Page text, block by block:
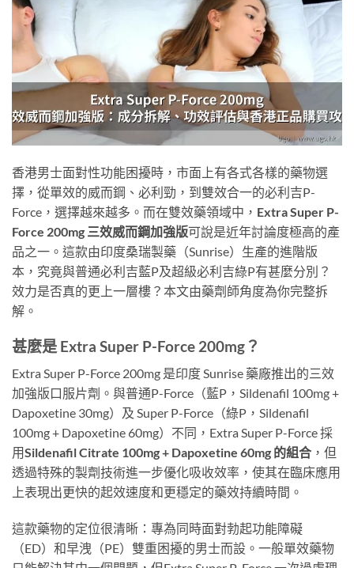
香港男士面對性功能困擾時，市面上有各式各樣的藥物選
擇，從單效的威而鋼、必利勁，到雙效合一的必利吉P-
Force，選擇越來越多。而在雙效藥領域中， Extra Super P-
Force 200mg 三效威而鋼加強版可說是近年討論度極高的產
品之一。這款由印度桑瑞製藥（Sunrise）生產的進階版
本，究竟與普通必利吉藍P及超級必利吉綠P有甚麼分別？
效力是否真的更上一層樓？本文由藥劑師角度為你完整拆
解。
甚麼是 Extra Super P-Force 200mg？
Extra Super P-Force 200mg 是印度 Sunrise 藥廠推出的三效
加強版口服片劑。與普通P-Force（藍P，Sildenafil 100mg +
Dapoxetine 30mg）及 Super P-Force（綠P，Sildenafil
100mg + Dapoxetine 60mg）不同，Extra Super P-Force 採
用Sildenafil Citrate 100mg + Dapoxetine 60mg 的組合 ，但
透過特殊的製劑技術進一步優化吸收效率，使其在臨床應用
上表現出更快的起效速度和更穩定的藥效持續時間。
這款藥物的定位很清晰：專為同時面對勃起功能障礙
（ED）和早洩（PE）雙重困擾的男士而設。一般單效藥物